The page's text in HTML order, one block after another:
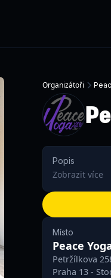
Organizátoři
Popis
Zobrazit více
Místo
Peace
Petržílkova
Praha 13 -